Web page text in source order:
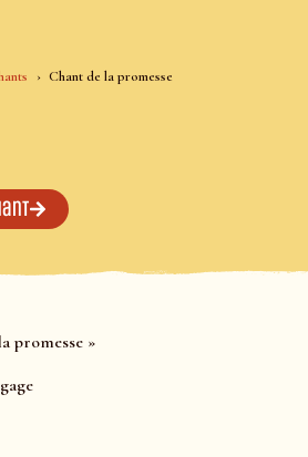
Chant de la promesse
promesse »